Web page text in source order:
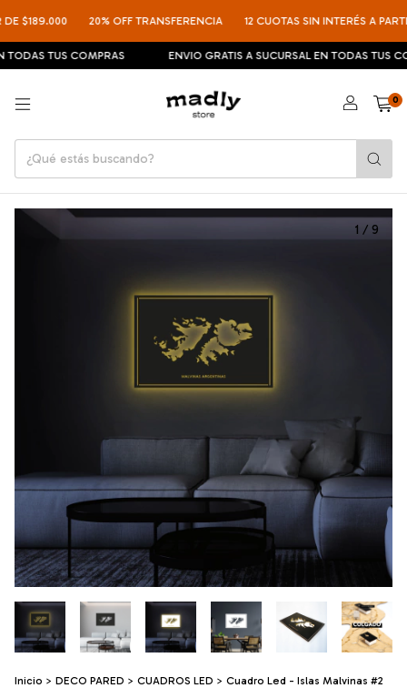
$189.000 20% OFF TRANSFERENCIA 12 CUOTAS SIN INTERÉS A PARTIR
TUS COMPRAS ENVIO GRATIS A SUCURSAL EN TODAS TUS
0
1 / 9
Inicio > DECO PARED > CUADROS LED > Cuadro Led - Islas Malvinas #2